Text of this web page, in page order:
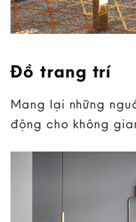
Đồ trang trí
Mang lại những
động cho không